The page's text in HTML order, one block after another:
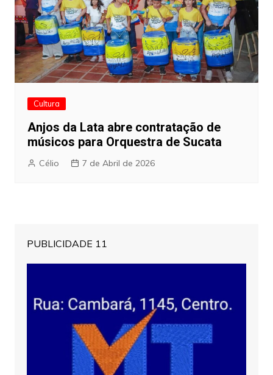
Cultura
Anjos da Lata abre contratação de
músicos para Orquestra de Sucata
Célio 7 de Abril de 2026
PUBLICIDADE 11